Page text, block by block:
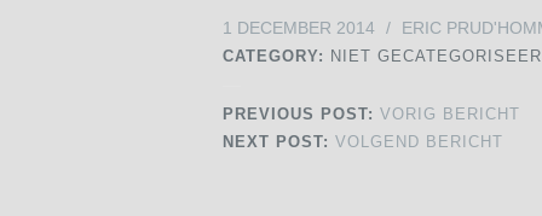
1 DECEMBER 2014 / ERIC
CATEGORY: NIET
PREVIOUS POST: VORIG BERICHT
NEXT POST: VOLGEND BERICHT